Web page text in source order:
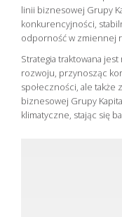
linii biznesowej Grupy
konkurencyjności,
odporność w zmiennej
Strategia traktowana
rozwoju, przynosząc
społeczności, ale także
biznesowej Grupy
klimatyczne, stając się